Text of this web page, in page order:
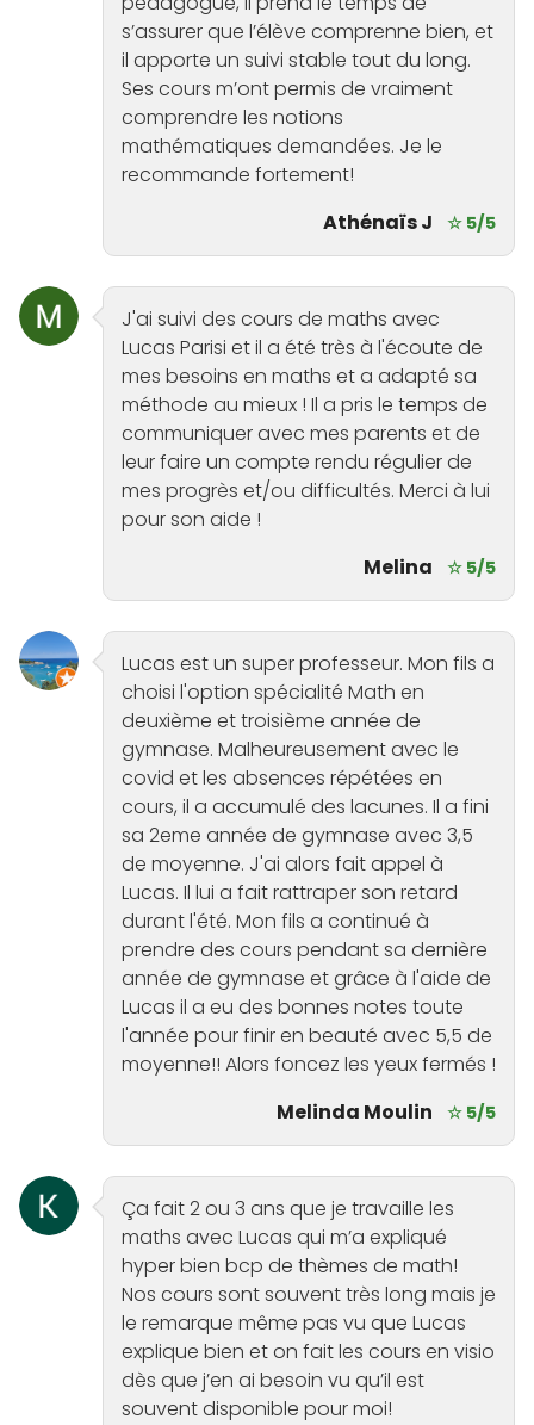
s’assurer que l’élève comprenne bien, et
il apporte un suivi stable tout du long.
Ses cours m’ont permis de vraiment
comprendre les notions
mathématiques demandées. Je le
recommande fortement!
Athénaïs J
☆ 5/5
J'ai suivi des cours de maths avec
Lucas Parisi et il a été très à l'écoute de
mes besoins en maths et a adapté sa
méthode au mieux ! Il a pris le temps de
communiquer avec mes parents et de
leur faire un compte rendu régulier de
mes progrès et/ou difficultés. Merci à lui
pour son aide !
Melina
☆ 5/5
Lucas est un super professeur. Mon fils a
choisi l'option spécialité Math en
deuxième et troisième année de
gymnase. Malheureusement avec le
covid et les absences répétées en
cours, il a accumulé des lacunes. Il a fini
sa 2eme année de gymnase avec 3,5
de moyenne. J'ai alors fait appel à
Lucas. Il lui a fait rattraper son retard
durant l'été. Mon fils a continué à
prendre des cours pendant sa dernière
année de gymnase et grâce à l'aide de
Lucas il a eu des bonnes notes toute
l'année pour finir en beauté avec 5,5 de
moyenne!! Alors foncez les yeux fermés !
Melinda Moulin
☆ 5/5
Ça fait 2 ou 3 ans que je travaille les
maths avec Lucas qui m’a expliqué
hyper bien bcp de thèmes de math!
Nos cours sont souvent très long mais je
le remarque même pas vu que Lucas
explique bien et on fait les cours en visio
dès que j’en ai besoin vu qu’il est
souvent disponible pour moi!